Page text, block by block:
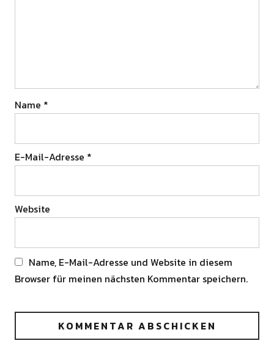
Name *
E-Mail-Adresse *
Website
Name, E-Mail-Adresse und Website in diesem
Browser für meinen nächsten Kommentar speichern.